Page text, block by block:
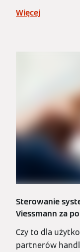
Więcej
Sterowanie
Viessmann za
Czy to dla
partnerów